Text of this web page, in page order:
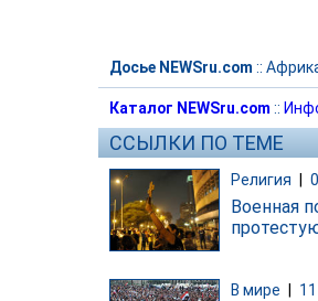
Досье NEWSru.com ::
Каталог NEWSru.com ::
ССЫЛКИ ПО ТЕМЕ
Религия
Военная
В мире